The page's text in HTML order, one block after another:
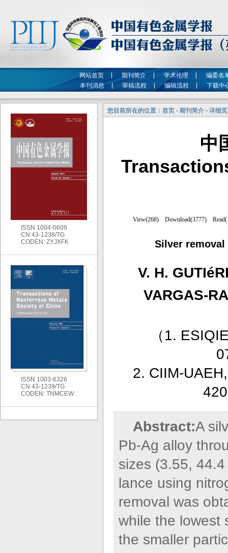
网站首页 期刊简介 学术伦理
编委名
本刊消息
审稿流程 编辑流程 下载中
您目前所在的位置：首页 - 期刊简介 - 详细
中
Silver
V. H.
VARGAS-
（1.
2. CIIM-
Abstract:A
Pb-Ag alloy
sizes (3.55,
lance using
removal was
while the lowest
the smaller
ISSN 1004-0609
CN 43-1238/TG
CODEN: ZYJXFK
ISSN 1003-6326
CN 43-1239/TG
CODEN: TNMCEW